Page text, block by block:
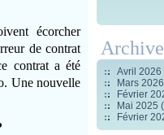
écorcher
de contrat
contrat a été
Une nouvelle
Avril 2026
Mars 2026
Février
Mai 2025
Février